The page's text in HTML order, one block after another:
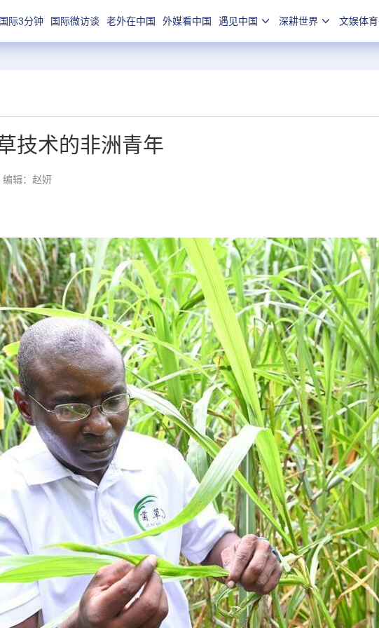
际3分钟 国际微访谈 老外在中国 外媒看中国 遇见中国 深耕世界 文娱体育
技术的非洲青年
编辑：赵妍